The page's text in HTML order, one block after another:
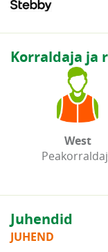
Korraldaja ja
West
Juhendid
JUHEND